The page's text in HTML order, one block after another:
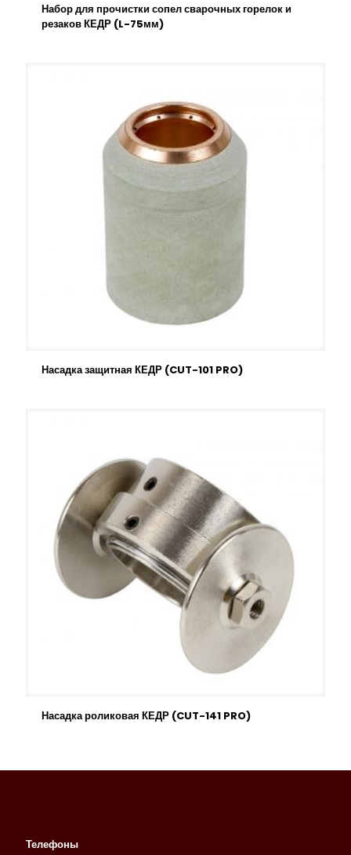
Набор для прочистки сопел сварочных горелок и
резаков КЕДР (L-75мм)
Насадка защитная КЕДР (CUT-101 PRO)
Насадка роликовая КЕДР (CUT-141 PRO)
Телефоны